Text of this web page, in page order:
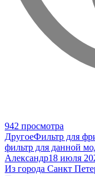
942 просмотра
ДругоеФильтр для
фильтр для данной
Александр18 июля
Из города Санкт